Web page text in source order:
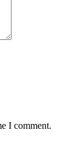
I comment.